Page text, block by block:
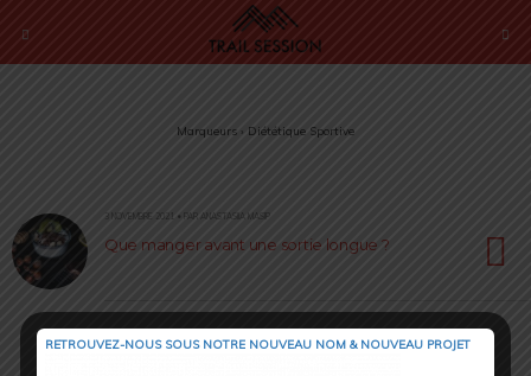
Marqueurs › Diététique Sportive
3 NOVEMBRE 2021 • PAR ANASTASIIA MASIP
Que manger avant une sortie longue ?
RETROUVEZ-NOUS SOUS NOTRE NOUVEAU NOM & NOUVEAU PROJET